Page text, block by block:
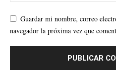
Guardar mi nombre, correo
navegador la próxima vez que